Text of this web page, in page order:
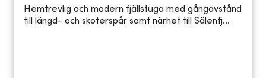
Hemtrevlig och modern fjällstuga med gångavstånd
till längd- och skoterspår samt närhet till Sälenfj...